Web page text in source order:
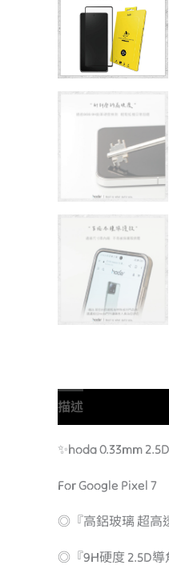
描述
✨hoda 0.33mm
For Google Pixel 7
◎『高鋁玻璃 超高
◎『9H硬度 2.5D導